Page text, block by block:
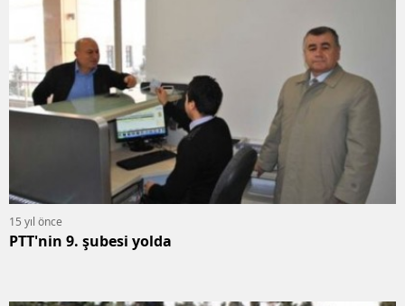
15 yıl önce
PTT'nin 9. şubesi yolda